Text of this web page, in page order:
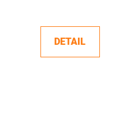
DETAIL